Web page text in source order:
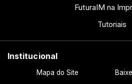
FuturaIM na
Tutoriais
Institucional
Mapa do Site